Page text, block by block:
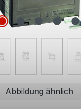
Abbildung ähnlich